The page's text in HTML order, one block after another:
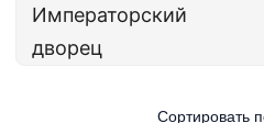
Императорский
дворец